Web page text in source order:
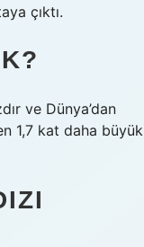
çıktı.
ve Dünya’dan
1,7 kat daha büyük